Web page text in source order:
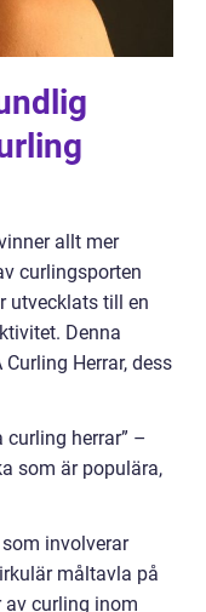
allt mer
curlingsporten
utvecklats till en
Denna
Herrar, dess
herrar” –
som är populära,
involverar
måltavla på
av curling inom